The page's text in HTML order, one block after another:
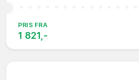
PRIS FRA
1 821,-